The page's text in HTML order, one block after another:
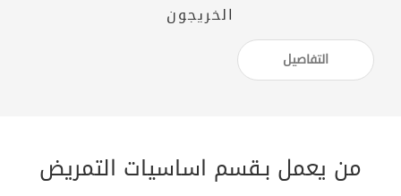
الخريجون
التفاصيل
من يعمل بـقسم اساسيات التمريض